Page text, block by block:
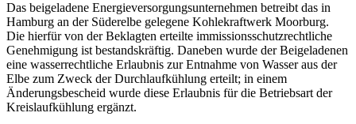
Das beigeladene Energieversorgungsunternehmen betreibt das in
Hamburg an der Süderelbe gelegene Kohlekraftwerk Moorburg.
Die hierfür von der Beklagten erteilte immissionsschutzrechtliche
Genehmigung ist bestandskräftig. Daneben wurde der Beigeladenen
eine wasserrechtliche Erlaubnis zur Entnahme von Wasser aus der
Elbe zum Zweck der Durchlaufkühlung erteilt; in einem
Änderungsbescheid wurde diese Erlaubnis für die Betriebsart der
Kreislaufkühlung ergänzt.